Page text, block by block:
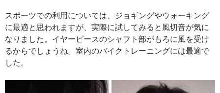
スポーツでの利用については、ジョギングやウォーキング
に最適と思われますが、実際に試してみると風切音が気に
なりました。イヤーピースのシャフト部がもろに風を受け
るからでしょうね。室内のバイクトレーニングには最適で
した。